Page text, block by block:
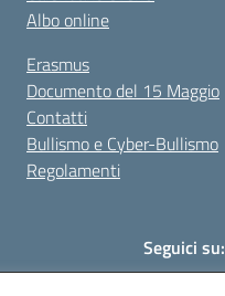
Albo online
Erasmus
Documento del 15 Maggio
Contatti
Bullismo e Cyber-Bullismo
Regolamenti
Seguici su: